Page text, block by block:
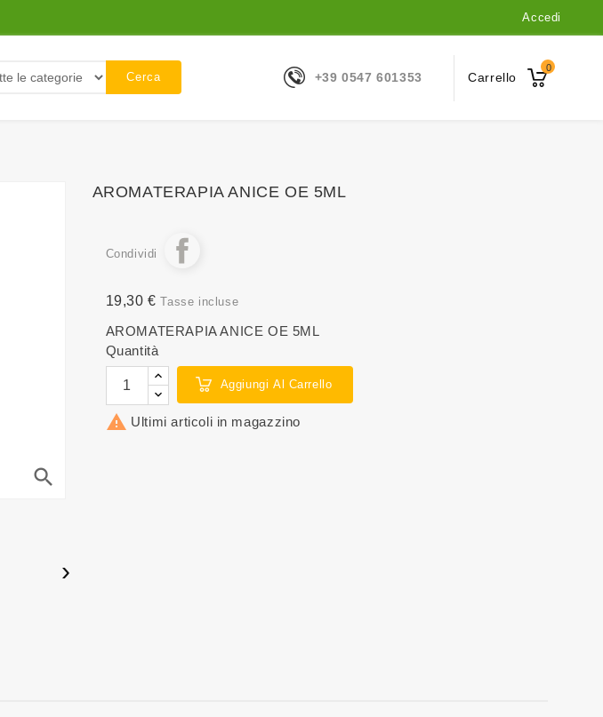
Accedi
Carrello
0
+39 0547 601353
Cerca
search
›
AROMATERAPIA ANICE OE 5ML
Condividi
19,30 € Tasse incluse
AROMATERAPIA ANICE OE 5ML
Quantità
Aggiungi Al Carrello
 Ultimi articoli in magazzino